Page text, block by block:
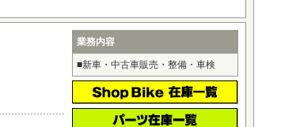
業務内容
■新車・中古車販売・整備・車検